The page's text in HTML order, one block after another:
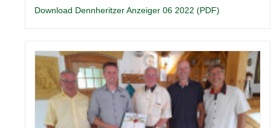
Download Dennheritzer Anzeiger 06 2022 (PDF)